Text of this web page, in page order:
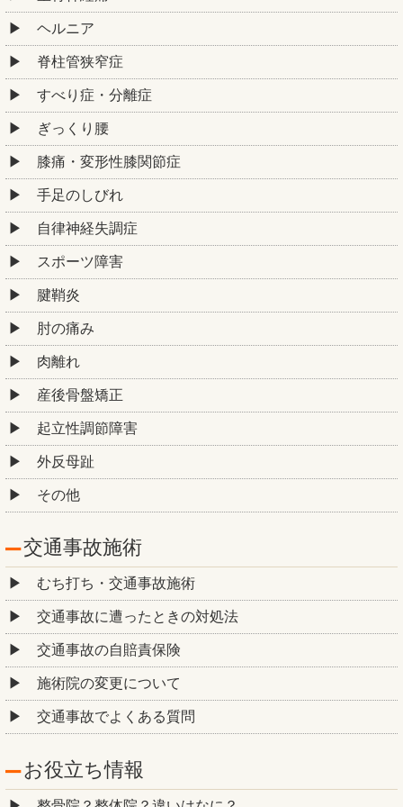
ヘルニア
脊柱管狭窄症
すべり症・分離症
ぎっくり腰
膝痛・変形性膝関節症
手足のしびれ
自律神経失調症
スポーツ障害
腱鞘炎
肘の痛み
肉離れ
産後骨盤矯正
起立性調節障害
外反母趾
その他
交通事故施術
むち打ち・交通事故施術
交通事故に遭ったときの対処法
交通事故の自賠責保険
施術院の変更について
交通事故でよくある質問
お役立ち情報